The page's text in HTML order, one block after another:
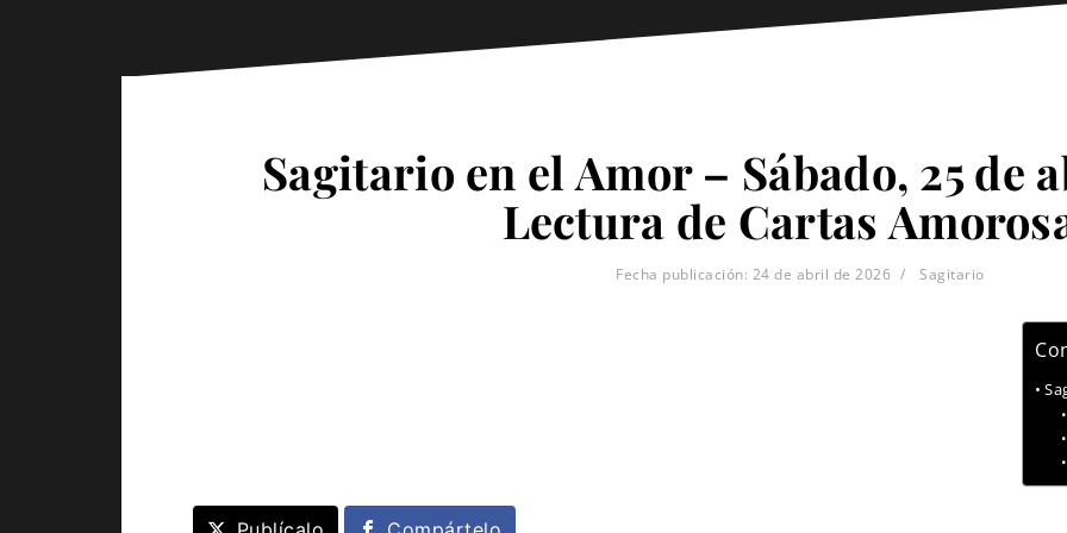
Sagitario en el Amor – Sábado, 25 de
Lectura de Cartas
Fecha publicación: 24 de abril de 2026 Sagitario